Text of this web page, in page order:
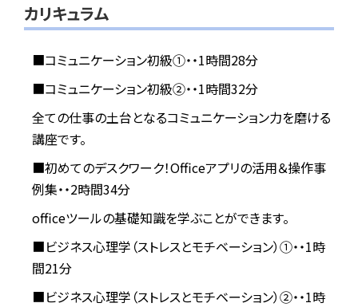
カリキュラム
■コミュニケーション初級①・・1時間28分
■コミュニケーション初級②・・1時間32分
全ての仕事の土台となるコミュニケーション力を磨ける
講座です。
■初めてのデスクワーク！Officeアプリの活用＆操作事
例集・・2時間34分
officeツールの基礎知識を学ぶことができます。
■ビジネス心理学（ストレスとモチベーション）①・・1時
間21分
■ビジネス心理学（ストレスとモチベーション）②・・1時